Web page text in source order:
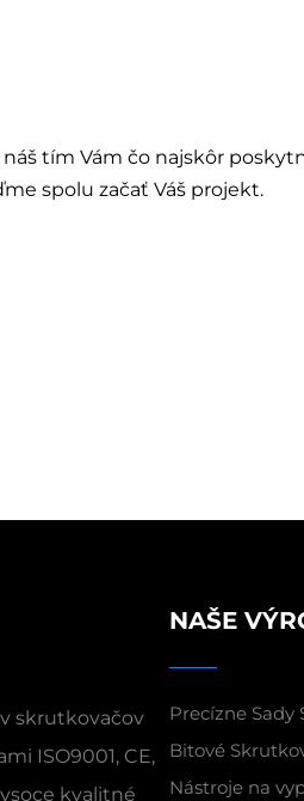
tím Vám čo najskôr
spolu začať Váš projekt.
skrutkovačov
ISO9001, CE,
kvalitné
NAŠE
Precízne Sady
Bitové
Nástroje na